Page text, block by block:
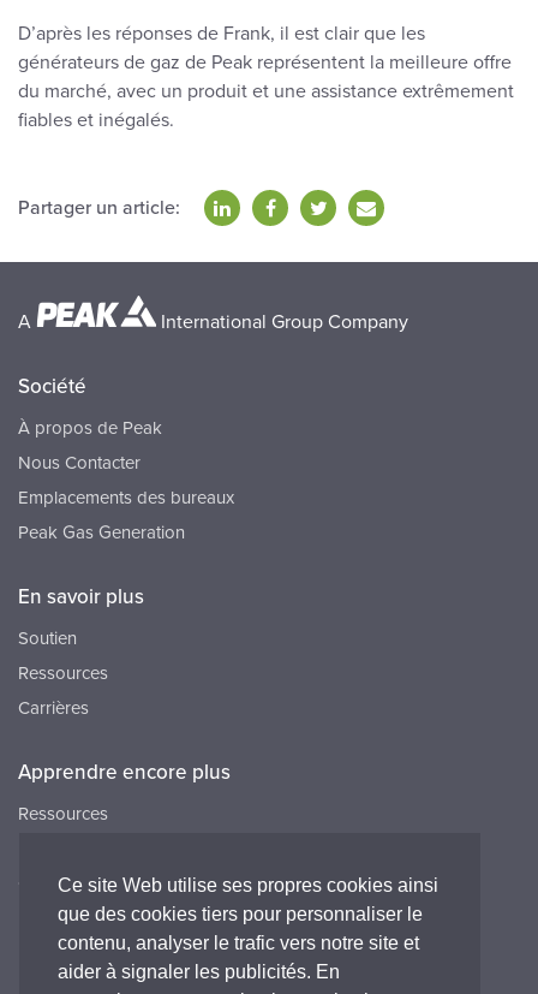
Ce site Web utilise ses propres cookies ainsi
que des cookies tiers pour personnaliser le
contenu, analyser le trafic vers notre site et
aider à signaler les publicités. En
D’après les réponses de Frank, il est clair que les
générateurs de gaz de Peak représentent la meilleure offre
du marché, avec un produit et une assistance extrêmement
fiables et inégalés.
Partager un article:
A International Group Company
Société
À propos de Peak
Nous Contacter
Emplacements des bureaux
Peak Gas Generation
En savoir plus
Soutien
Ressources
Carrières
Apprendre encore plus
Ressources
Carrières
Peak HQ tel:+44 141 812 8100
Peak FR tel:+33 (0)1 64 86 29 82